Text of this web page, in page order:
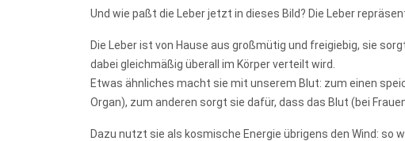
Und wie paßt die Leber jetzt in dieses Bild? Die Leber
Die Leber ist von Hause aus großmütig und freigiebig, sie
dabei gleichmäßig überall im Körper verteilt wird.
Etwas ähnliches macht sie mit unserem Blut: zum einen
Organ), zum anderen sorgt sie dafür, dass das Blut (bei
Dazu nutzt sie als kosmische Energie übrigens den Wind: so